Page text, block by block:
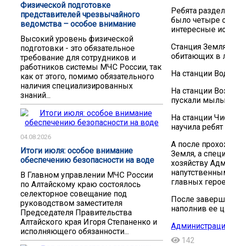
Физической подготовке
представителей чрезвычайного
ведомства – особое внимание
Высокий уровень физической
подготовки - это обязательное
требование для сотрудников и
работников системы МЧС России, так
как от этого, помимо обязательного
наличия специализированных
знаний...
04.08.2026
Итоги июля: особое внимание
обеспечению безопасности на воде
В Главном управлении МЧС России
по Алтайскому краю состоялось
селекторное совещание под
руководством заместителя
Председателя Правительства
Алтайского края Игоря Степаненко и
исполняющего обязанности...
Ребята
было четыре
интересные
Станция
обитающих в
На станции
На станции
пускали
На станции
научила
А после
Земля, а
хозяйству
главных
После
наполнив ее
142